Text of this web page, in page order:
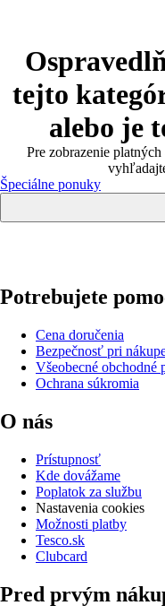
tejto
alebo je
Pre zobrazenie
Špeciálne ponuky
Potrebujete
Cena doručenia
Bezpečnosť pri
Všeobecné obchodné
Ochrana súkromia
O nás
Prístupnosť
Kde dovážame
Poplatok za službu
Nastavenia cookies
Možnosti platby
Tesco.sk
Clubcard
Pred prvým